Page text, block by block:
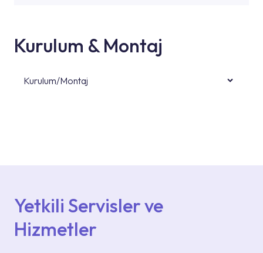
Kurulum & Montaj
Kurulum/Montaj
Yetkili Servisler ve
Hizmetler